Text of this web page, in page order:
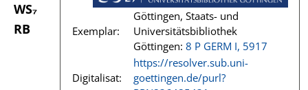
WS₇
RB
Exemplar:
Göttingen, Staats- und
Universitätsbibliothek
Göttingen: 8 P GERM I, 5917
Digitalisat:
https://resolver.sub.uni-
goettingen.de/purl?